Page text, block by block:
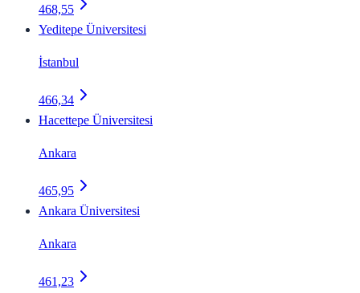
468,55
Yeditepe Üniversitesi
İstanbul
466,34
Hacettepe Üniversitesi
Ankara
465,95
Ankara Üniversitesi
Ankara
461,23